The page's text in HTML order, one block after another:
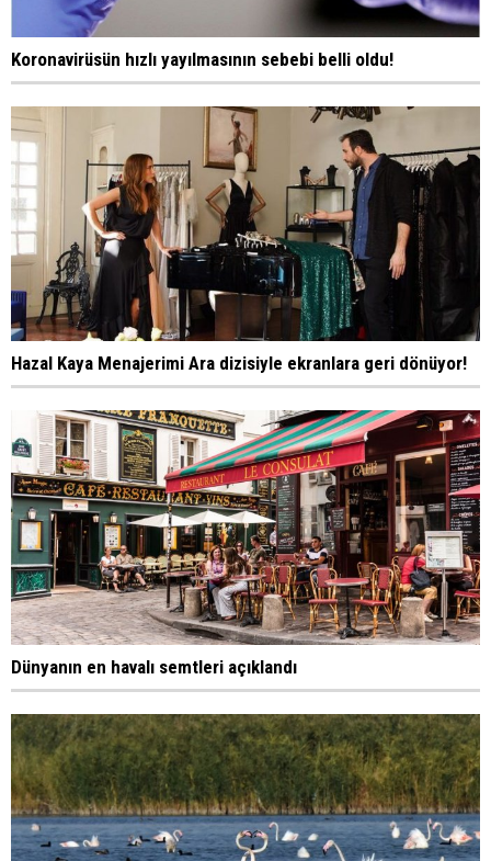
Koronavirüsün hızlı yayılmasının sebebi belli oldu!
Hazal Kaya Menajerimi Ara dizisiyle ekranlara geri dönüyor!
Dünyanın en havalı semtleri açıklandı